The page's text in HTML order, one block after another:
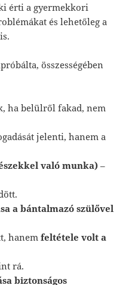
érti a gyermekkori
és lehetőleg a
összességében
ha belülről fakad, nem
jelenti, hanem a
való munka)–
a bántalmazó szülővel
hanemfeltétele volt a
rá.
biztonságos